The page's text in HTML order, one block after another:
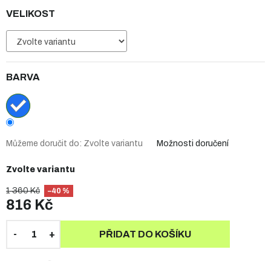
1 360 Kč –40 %
816 Kč
Zvolte variantu
VELIKOST
BARVA
Můžeme doručit do: Zvolte variantu Možnosti doručení
PŘIDAT DO KOŠÍKU